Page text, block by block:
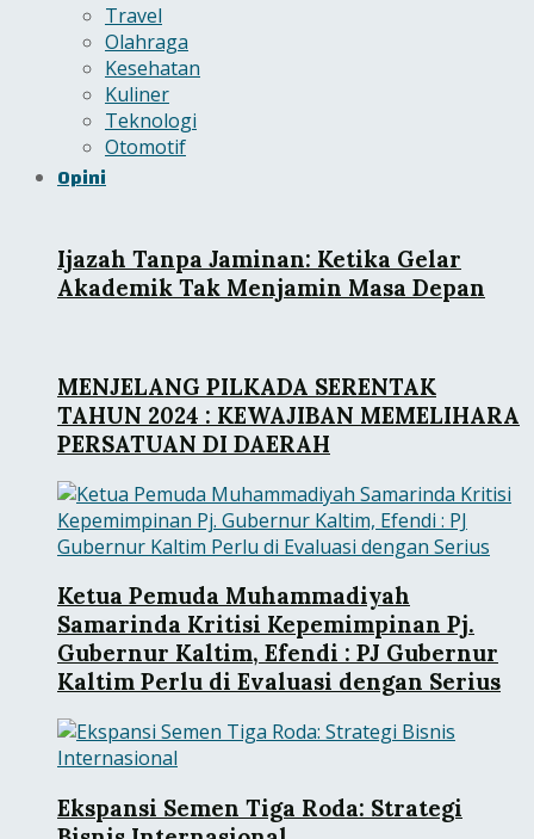
Travel
Olahraga
Kesehatan
Kuliner
Teknologi
Otomotif
Opini
Ijazah Tanpa Jaminan: Ketika Gelar
Akademik Tak Menjamin Masa Depan
MENJELANG PILKADA SERENTAK
TAHUN 2024 : KEWAJIBAN MEMELIHARA
PERSATUAN DI DAERAH
Ketua Pemuda Muhammadiyah
Samarinda Kritisi Kepemimpinan Pj.
Gubernur Kaltim, Efendi : PJ Gubernur
Kaltim Perlu di Evaluasi dengan Serius
Ekspansi Semen Tiga Roda: Strategi